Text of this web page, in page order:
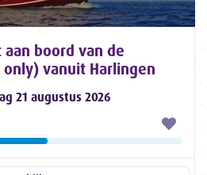
boord van de
vanuit Harlingen
21 augustus 2026